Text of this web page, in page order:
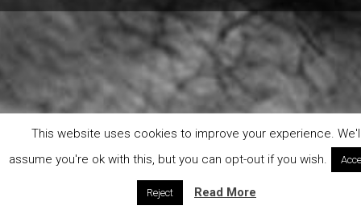
This website uses cookies to improve your experience.
assume you're ok with this, but you can opt-out if you wish.
Reject Read More